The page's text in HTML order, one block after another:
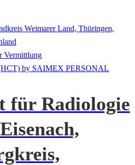
Weimarer Land, Thüringen,
Vermittlung
für Radiologie